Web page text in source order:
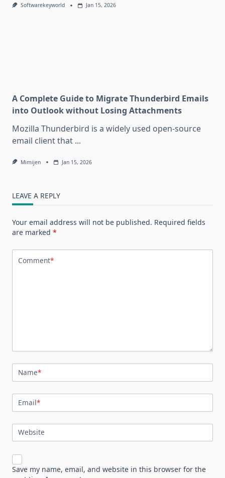
Softwarekeyworld Jan 15, 2026
A Complete Guide to Migrate Thunderbird Emails
into Outlook without Losing Attachments
Mozilla Thunderbird is a widely used open-source
email client that ...
Mimijen Jan 15, 2026
LEAVE A REPLY
Your email address will not be published. Required fields
are marked *
Comment*
Name*
Email*
Website
Save my name, email, and website in this browser for the